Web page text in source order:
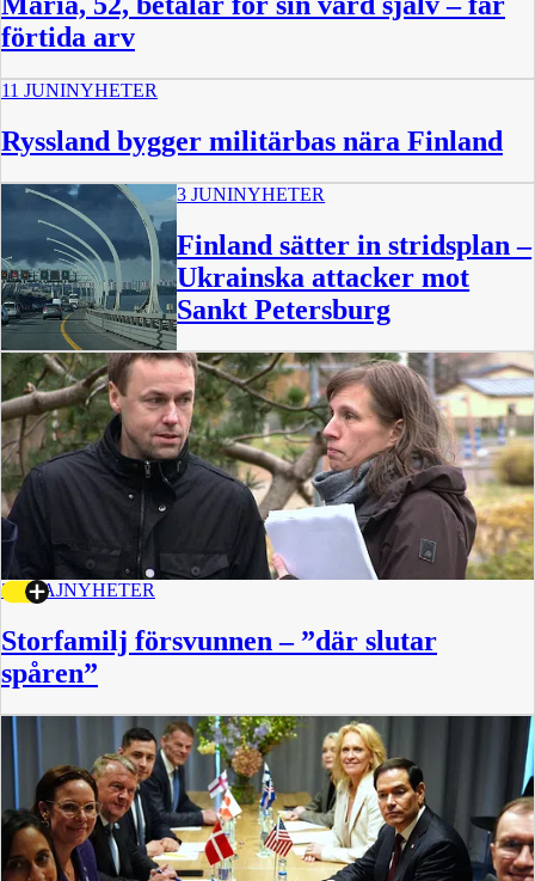
förtida arv
11 JUNINYHETER
Ryssland bygger militärbas nära Finland
3 JUNINYHETER
Finland sätter in stridsplan –
Ukrainska attacker mot
Sankt Petersburg
31 MAJNYHETER
Storfamilj försvunnen – ”där slutar
spåren”